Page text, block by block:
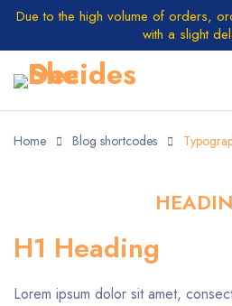
Due to the high volume of orders,
with a slight
Home Blog shortcodes
H1 Heading
Lorem ipsum dolor sit amet,